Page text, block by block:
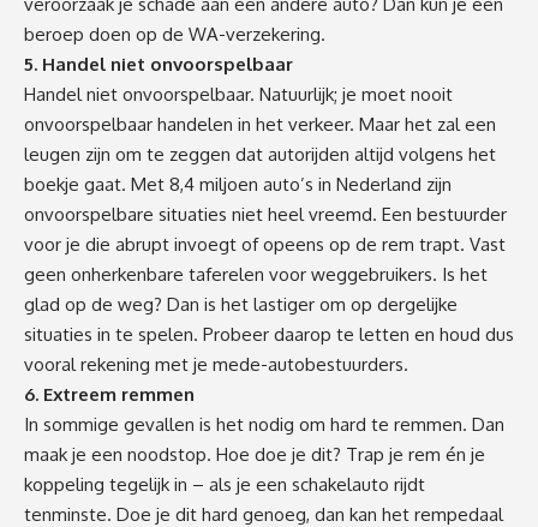
beroep doen op de WA-verzekering.
5. Handel niet onvoorspelbaar
Handel niet onvoorspelbaar. Natuurlijk; je moet nooit
onvoorspelbaar handelen in het verkeer. Maar het zal een
leugen zijn om te zeggen dat autorijden altijd volgens het
boekje gaat. Met 8,4 miljoen auto’s in Nederland zijn
onvoorspelbare situaties niet heel vreemd. Een bestuurder
voor je die abrupt invoegt of opeens op de rem trapt. Vast
geen onherkenbare taferelen voor weggebruikers. Is het
glad op de weg? Dan is het lastiger om op dergelijke
situaties in te spelen. Probeer daarop te letten en houd dus
vooral rekening met je mede-autobestuurders.
6. Extreem remmen
In sommige gevallen is het nodig om hard te remmen. Dan
maak je een noodstop. Hoe doe je dit? Trap je rem én je
koppeling tegelijk in – als je een schakelauto rijdt
tenminste. Doe je dit hard genoeg, dan kan het rempedaal